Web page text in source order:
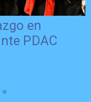
en
PDAC